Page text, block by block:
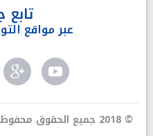
عبر مواقع
© 2018 جميع الحقوق محفوظة. راديو الجوهرة أف آم، تونس